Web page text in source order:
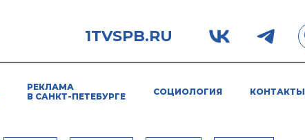
1TVSPB.RU
РЕКЛАМА
В САНКТ-ПЕТЕБУРГЕ
СОЦИОЛОГИЯ КОНТАКТЫ